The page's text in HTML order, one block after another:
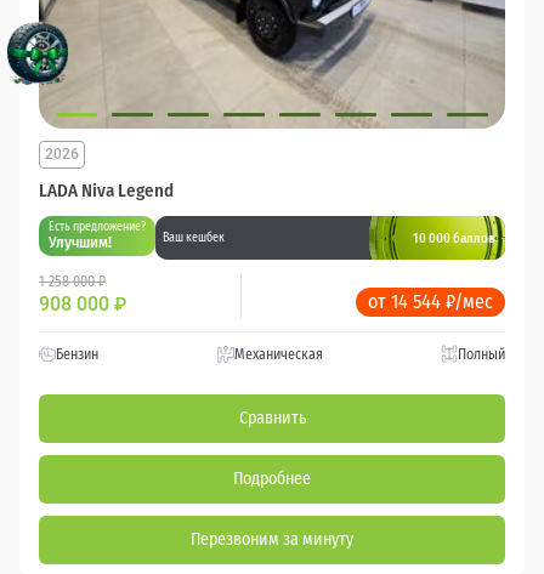
LADA Niva Legend
2026
Есть предложение?
Улучшим! Ваш кешбек 10 000 баллов
1 258 000 ₽
908 000 ₽ от 14 544 ₽/мес
Бензин Механическая Полный
Сравнить
Подробнее
Перезвоним за минуту